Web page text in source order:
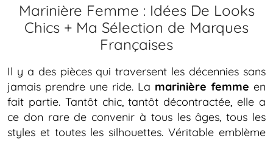
Marinière Femme : Idées De Looks
Chics + Ma Sélection de Marques
Françaises
Il y a des pièces qui traversent les décennies sans
jamais prendre une ride. La marinière femme en
fait partie. Tantôt chic, tantôt décontractée, elle a
ce don rare de convenir à tous les âges, tous les
styles et toutes les silhouettes. Véritable emblème